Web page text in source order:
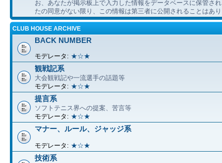
お、あなたが掲示板上で入力した情報をデータベースに保管さ
たの同意がない限り、この情報は第三者に公開されることはあ
CLUB HOUSE ARCHIVE
BACK NUMBER
モデレータ: ★☆★
観戦記系
大会観戦記や一流選手の話題等
モデレータ: ★☆★
提言系
ソフトテニス界への提案、苦言等
モデレータ: ★☆★
マナー、ルール、ジャッジ系
モデレータ: ★☆★
技術系